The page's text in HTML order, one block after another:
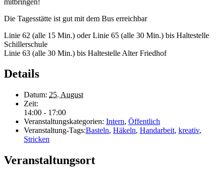
Die Tagesstätte ist gut mit dem Bus erreichbar
Linie 62 (alle 15 Min.) oder Linie 65 (alle 30 Min.) bis Haltestelle
Schillerschule
Linie 63 (alle 30 Min.) bis Haltestelle Alter Friedhof
Details
Datum: 25. August
Zeit:
14:00 - 17:00
Veranstaltungskategorien: Intern, Öffentlich
Veranstaltung-Tags:Basteln, Häkeln, Handarbeit, kreativ,
Stricken
Veranstaltungsort